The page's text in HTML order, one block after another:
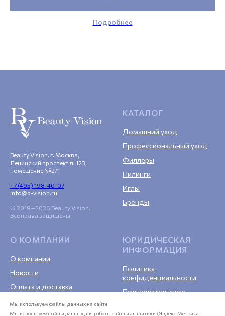
Подробнее
Beauty Vision. г. Москва,
Ленинский проспект д. 123,
помещение №2/1
+7 (495) 198-40-07
info@b-vision.ru
© 2019—2026 Beauty Vision.
Все права защищены
КАТАЛОГ
Домашний уход
Профессиональный уход
Филлеры
Пилинги
Иглы
Бренды
О КОМПАНИИ
О компании
Новости
Оплата и доставка
Гарантия
ЮРИДИЧЕСКАЯ
ИНФОРМАЦИЯ
Политика
конфиденциальности
Пользовательское
Мы используем файлы данных на сайте
Мы используем файлы данных для работы сайта и аналитики (Яндекс Метрика